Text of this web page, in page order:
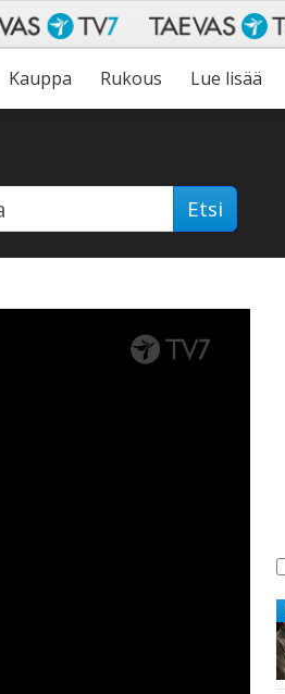
Kauppa Rukous Lue lisää
Etsi